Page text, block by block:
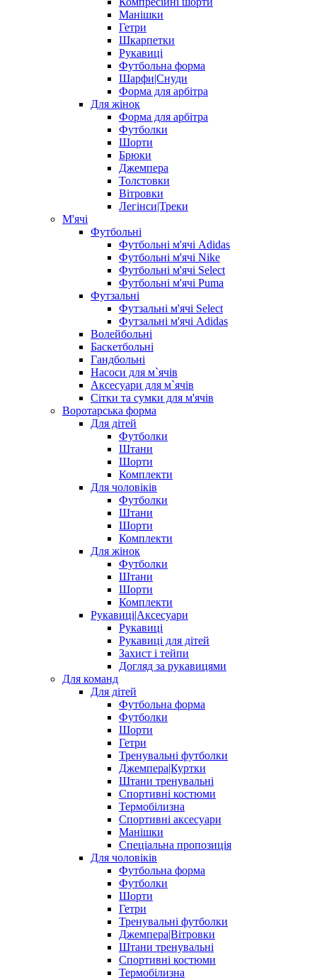
Манішки
Гетри
Шкарпетки
Рукавиці
Футбольна форма
Шарфи|Снуди
Форма для арбітра
Для жінок
Форма для арбітра
Футболки
Шорти
Брюки
Джемпера
Толстовки
Вітровки
Легінси|Треки
М'ячі
Футбольні
Футбольні м'ячі Adidas
Футбольні м'ячі Nike
Футбольні м'ячі Select
Футбольні м'ячі Puma
Футзальні
Футзальні м'ячі Select
Футзальні м'ячі Adidas
Волейбольні
Баскетбольні
Гандбольні
Насоси для м`ячів
Аксесуари для м`ячів
Сітки та сумки для м'ячів
Воротарська форма
Для дітей
Футболки
Штани
Шорти
Комплекти
Для чоловіків
Футболки
Штани
Шорти
Комплекти
Для жінок
Футболки
Штани
Шорти
Комплекти
Рукавиці|Аксесуари
Рукавиці
Рукавиці для дітей
Захист і тейпи
Догляд за рукавицями
Для команд
Для дітей
Футбольна форма
Футболки
Шорти
Гетри
Тренувальні футболки
Джемпера|Куртки
Штани тренувальні
Спортивні костюми
Термобілизна
Спортивні аксесуари
Манішки
Спеціальна пропозиція
Для чоловіків
Футбольна форма
Футболки
Шорти
Гетри
Тренувальні футболки
Джемпера|Вітровки
Штани тренувальні
Спортивні костюми
Термобілизна